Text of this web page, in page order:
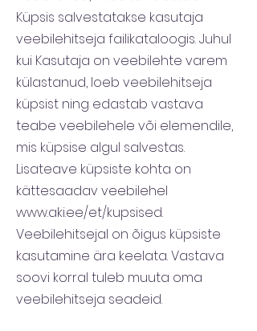
Küpsis salvestatakse kasutaja
veebilehitseja failikataloogis. Juhul
kui Kasutaja on veebilehte varem
külastanud, loeb veebilehitseja
küpsist ning edastab vastava
teabe veebilehele või elemendile,
mis küpsise algul salvestas.
Lisateave küpsiste kohta on
kättesaadav veebilehel
www.aki.ee/et/kupsised.
Veebilehitsejal on õigus küpsiste
kasutamine ära keelata. Vastava
soovi korral tuleb muuta oma
veebilehitseja seadeid.